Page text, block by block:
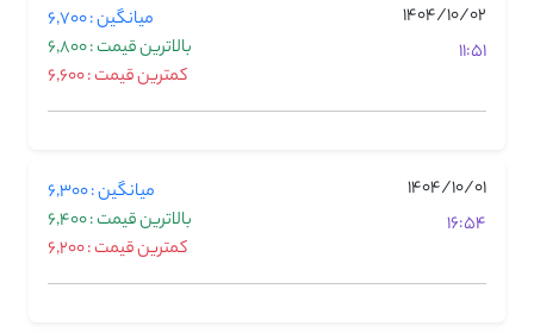
1404/10/02
11:51
میانگین : 6,700
بالاترین قیمت : 6,800
کمترین قیمت : 6,600
1404/10/01
16:54
میانگین : 6,300
بالاترین قیمت : 6,400
کمترین قیمت : 6,200